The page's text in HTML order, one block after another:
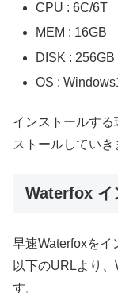
CPU : 6C/6T
MEM : 16GB
DISK : 256GB
OS :
インストールす
ストールしていき
Waterfox イ
早速Waterfoxをイ
以下のURLより
す。